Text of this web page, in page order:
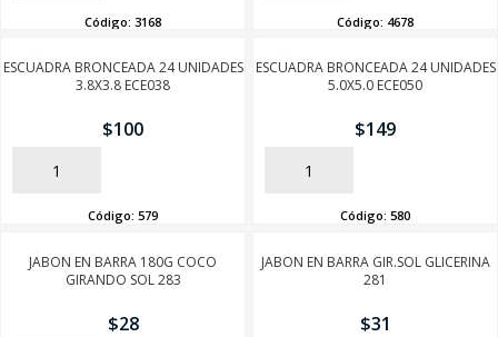
Código: 3168 Código: 4678
ESCUADRA BRONCEADA 24 UNIDADES
3.8X3.8 ECE038
$100
AÑADIR
Código: 579
ESCUADRA BRONCEADA 24 UNIDADES
5.0X5.0 ECE050
$149
AÑADIR
Código: 580
JABON EN BARRA 180G COCO
GIRANDO SOL 283
$28
JABON EN BARRA GIR.SOL GLICERINA
281
$31